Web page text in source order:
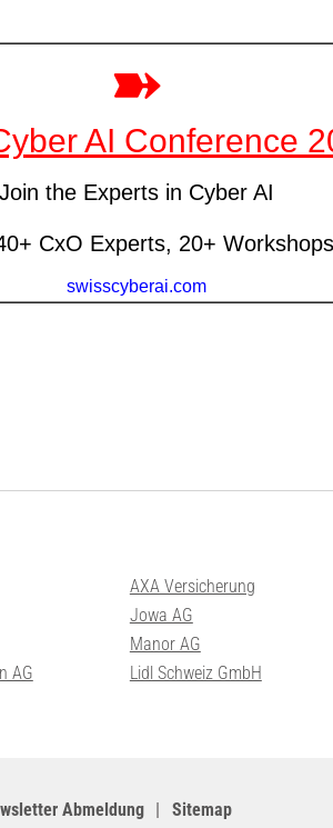
AXA Versicherung
Jowa AG
Manor AG
AG Lidl Schweiz GmbH
Abmeldung Sitemap